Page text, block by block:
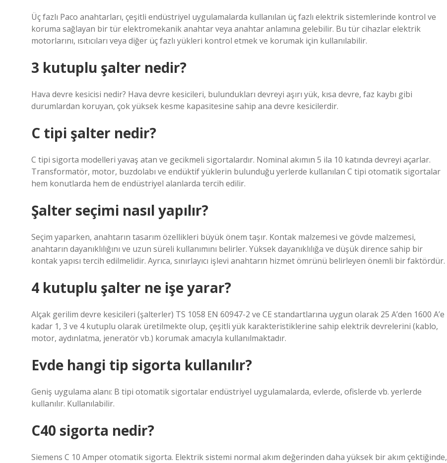
Üç fazlı Paco anahtarları, çeşitli endüstriyel uygulamalarda kullanılan üç fazlı elektrik sistemlerinde kontrol ve
koruma sağlayan bir tür elektromekanik anahtar veya anahtar anlamına gelebilir. Bu tür cihazlar elektrik
motorlarını, ısıtıcıları veya diğer üç fazlı yükleri kontrol etmek ve korumak için kullanılabilir.
3 kutuplu şalter nedir?
Hava devre kesicisi nedir? Hava devre kesicileri, bulundukları devreyi aşırı yük, kısa devre, faz kaybı gibi
durumlardan koruyan, çok yüksek kesme kapasitesine sahip ana devre kesicilerdir.
C tipi şalter nedir?
C tipi sigorta modelleri yavaş atan ve gecikmeli sigortalardır. Nominal akımın 5 ila 10 katında devreyi açarlar.
Transformatör, motor, buzdolabı ve endüktif yüklerin bulunduğu yerlerde kullanılan C tipi otomatik sigortalar
hem konutlarda hem de endüstriyel alanlarda tercih edilir.
Şalter seçimi nasıl yapılır?
Seçim yaparken, anahtarın tasarım özellikleri büyük önem taşır. Kontak malzemesi ve gövde malzemesi,
anahtarın dayanıklılığını ve uzun süreli kullanımını belirler. Yüksek dayanıklılığa ve düşük dirence sahip bir
kontak yapısı tercih edilmelidir. Ayrıca, sınırlayıcı işlevi anahtarın hizmet ömrünü belirleyen önemli bir faktördür.
4 kutuplu şalter ne işe yarar?
Alçak gerilim devre kesicileri (şalterler) TS 1058 EN 60947-2 ve CE standartlarına uygun olarak 25 A’den 1600 A’e
kadar 1, 3 ve 4 kutuplu olarak üretilmekte olup, çeşitli yük karakteristiklerine sahip elektrik devrelerini (kablo,
motor, aydınlatma, jeneratör vb.) korumak amacıyla kullanılmaktadır.
Evde hangi tip sigorta kullanılır?
Geniş uygulama alanı: B tipi otomatik sigortalar endüstriyel uygulamalarda, evlerde, ofislerde vb. yerlerde
kullanılır. Kullanılabilir.
C40 sigorta nedir?
Siemens C 10 Amper otomatik sigorta. Elektrik sistemi normal akım değerinden daha yüksek bir akım çektiğinde,